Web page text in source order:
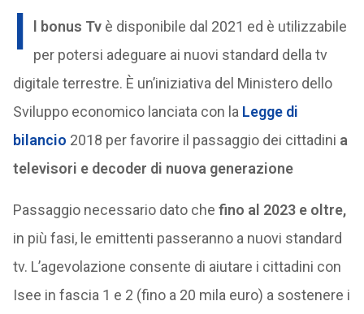
I l bonus Tvè disponibile dal 2021 ed è utilizzabile
per potersi adeguare ai nuovi standard della tv
digitale terrestre. È un’iniziativa del Ministero dello
Sviluppo economico lanciata con la Legge di
bilancio 2018 per favorire il passaggio dei cittadini a
televisori e decoder di nuova generazione
Passaggio necessario dato che fino al 2023 e oltre,
in più fasi, le emittenti passeranno a nuovi standard
tv. L’agevolazione consente di aiutare i cittadini con
Isee in fascia 1 e 2 (fino a 20 mila euro) a sostenere i